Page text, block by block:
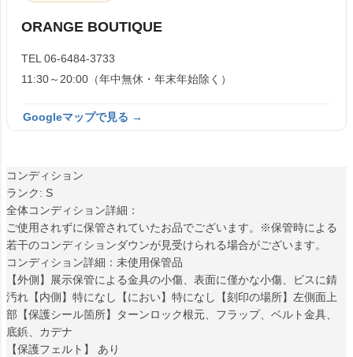
ORANGE BOUTIQUE
TEL 06-6484-3733
11:30～20:00（年中無休・年末年始除く）
Googleマップで見る →
コンディション
ランク: S
全体コンディション詳細：
ご使用されずに保管されていたお品でございます。※保管時による
若干のコンディションダウンが見受けられる場合がございます。
コンディション詳細：未使用保管品
【外側】展示保管による金具の小傷、表面に僅かな小傷、ビスに錆
汚れ【内側】特になし【におい】特になし【刻印の場所】左側面上
部【保護シール箇所】ターンロック根元、フラップ、ベルト金具、
底鋲、カデナ
【保護フェルト】 あり